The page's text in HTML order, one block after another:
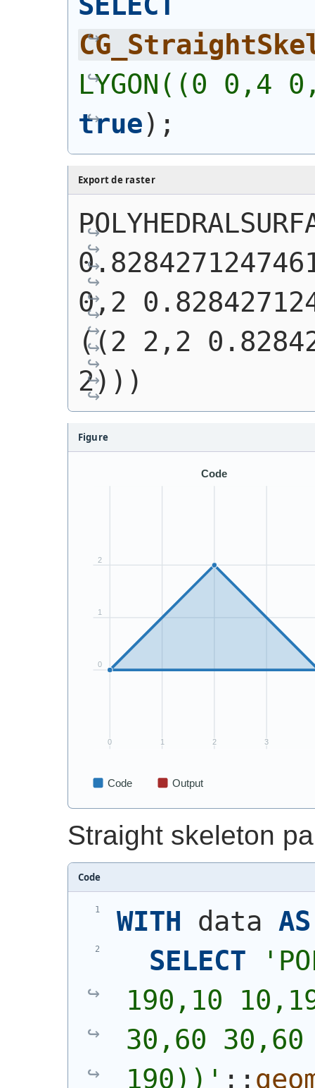
LYGON((0 0,4
true) ;
Export de raster
0,2
((2 2,2
2)))
Figure
Straight skeleton
Code
WITH data AS
SELECT
'
190,10
30,60 30,60
190)) ' ::